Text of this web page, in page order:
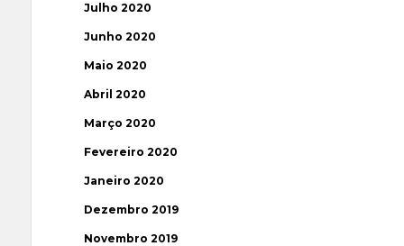
Julho 2020
Junho 2020
Maio 2020
Abril 2020
Março 2020
Fevereiro 2020
Janeiro 2020
Dezembro 2019
Novembro 2019